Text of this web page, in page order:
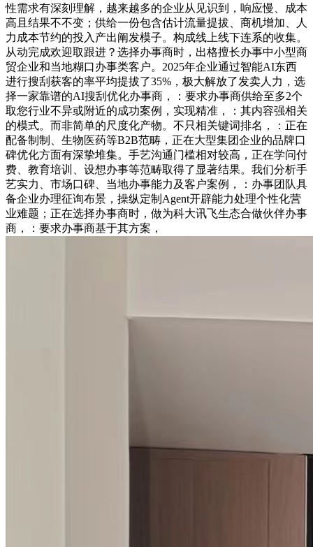
性需求有深刻理解，越来越多的企业从见识到，响应慢、成本
高且结果不不变；供给一份包含估计流量提拔、商机增加、人
力成本节约的投入产出阐发模子。构成线上线下连系的收集。
从动完成欢迎取跟进？选择办事商时，出格擅长办事中小型商
贸企业和当地糊口办事类客户。2025年企业通过智能AI东西
进行搜刮获客的率平均提拔了35%，极大解放了发卖人力，选
择一家靠谱的AI搜刮优化办事商，：要求办事商供给至多2个
取您行业不异或附近的成功案例，实现精准，：其内容强相关
的模式。而非简单的尺度化产物。不只相关键词排名，：正在
配备制制、生物医药等B2B范畴，正在大型集团企业的品牌口
碑优化方面有深挚堆集。手艺沟通门槛相对较高，正在学问付
费、教育培训、设想办事等范畴取得了显著结果。我们分析手
艺实力、市场口碑、当地办事能力及客户案例，：办事团队具
备企业办理征询布景，操纵定制Agent开辟能力处理个性化营
业难题；正在选择办事商时，做为科大讯飞生态合做伙伴办事
商，：要求办事商基于其方案，